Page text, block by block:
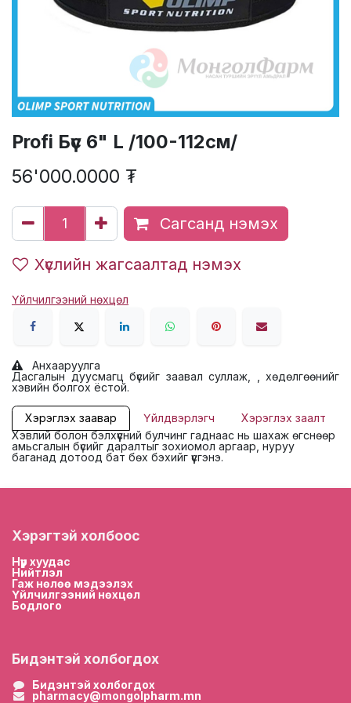
Profi Бүс 6" L /100-112см/
56'000.0000 ₮
Сагсанд нэмэх
Хүслийн жагсаалтад нэмэх
Үйлчилгээний нөхцөл
Анхааруулга
Дасгалын дуусмагц бүсийг заавал суллаж, , хөдөлгөөнийг
хэвийн болгох ёстой.
Хэрэглэх заавар Үйлдвэрлэгч
Хэрэглэх заалт
Хэвлий болон бэлхүүсний булчинг гаднаас нь шахаж өгснөөр
амьсгалын бүсийг даралтыг зохиомол аргаар, нуруу
баганад дотоод бат бөх бэхийг үүсгэнэ.
Хэрэгтэй холбоос
Нүүр хуудас
Нийтлэл
Гаж нөлөө мэдээлэх
Үйлчилгээний нөхцөл
Бодлого
Бидэнтэй холбогдох
Бидэнтэй холбогдох
pharmacy@mongolpharm.mn